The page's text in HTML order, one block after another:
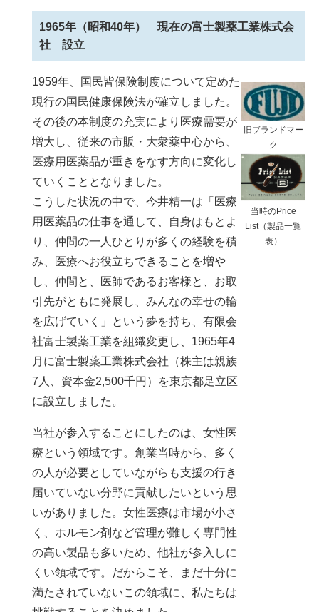
1965年（昭和40年） 現在の富士製薬工業株式会
社 設立
1959年、国民皆保険制度について定めた
現行の国民健康保険法が確立しました。
その後の本制度の充実により医療需要が
増大し、従来の市販・大衆薬中心から、
医療用医薬品が重きをなす方向に変化し
ていくこととなりました。
こうした状況の中で、今井精一は「医療
用医薬品の仕事を通して、自身はもとよ
り、仲間の一人ひとりが多くの経験を積
み、医療へお役立ちできることを増や
し、仲間と、医師であるお客様と、お取
引先がともに発展し、みんなの幸せの輪
を広げていく」という夢を持ち、有限会
社富士製薬工業を組織変更し、1965年4
月に富士製薬工業株式会社（株主は親族
7人、資本金2,500千円）を東京都足立区
に設立しました。
当社が参入することにしたのは、女性医
療という領域です。創業当時から、多く
の人が必要としていながらも支援の行き
届いていない分野に貢献したいという思
いがありました。女性医療は市場が小さ
く、ホルモン剤など管理が難しく専門性
の高い製品も多いため、他社が参入しに
くい領域です。だからこそ、まだ十分に
満たされていないこの領域に、私たちは
旧ブランドマー
ク
当時のPrice
List（製品一覧
表）